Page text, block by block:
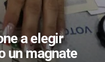
a elegir
un magnate